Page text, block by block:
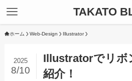
TAKATO
ホーム Web-Design Illustrator
Illustratorでリボ
紹介！
2025
8/10